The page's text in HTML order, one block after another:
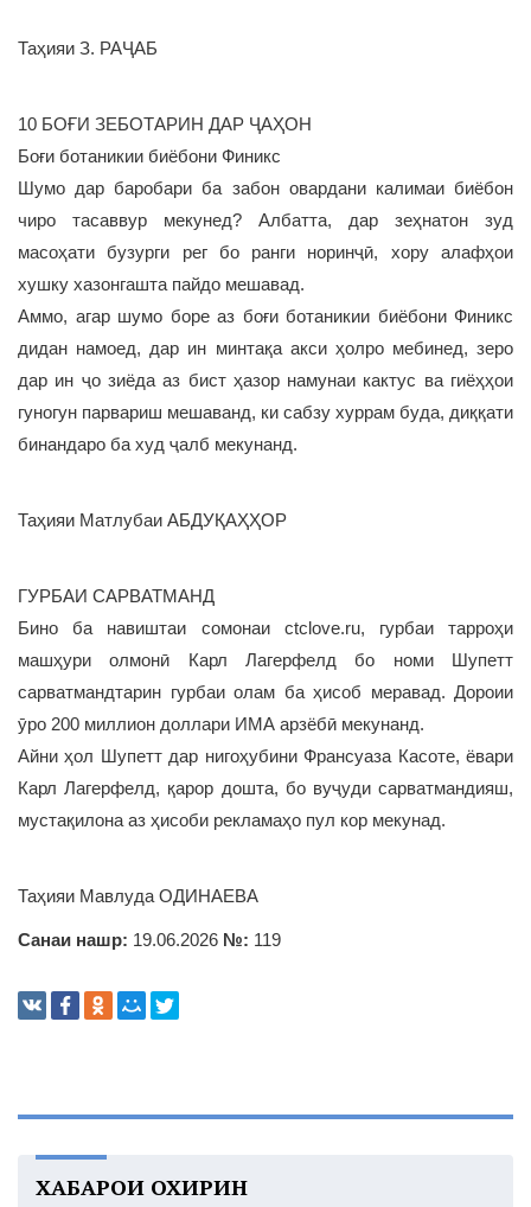
Таҳияи З. РАҶАБ
10 БОҒИ ЗЕБОТАРИН ДАР ҶАҲОН
Боғи ботаникии биёбони Финикс
Шумо дар баробари ба забон овардани калимаи биёбон
чиро тасаввур мекунед? Албатта, дар зеҳнатон зуд
масоҳати бузурги рег бо ранги норинҷӣ, хору алафҳои
хушку хазонгашта пайдо мешавад.
Аммо, агар шумо боре аз боғи ботаникии биёбони Финикс
дидан намоед, дар ин минтақа акси ҳолро мебинед, зеро
дар ин ҷо зиёда аз бист ҳазор намунаи кактус ва гиёҳҳои
гуногун парвариш мешаванд, ки сабзу хуррам буда, диққати
бинандаро ба худ ҷалб мекунанд.
Таҳияи Матлубаи АБДУҚАҲҲОР
ГУРБАИ САРВАТМАНД
Бино ба навиштаи сомонаи ctclove.ru, гурбаи тарроҳи
машҳури олмонӣ Карл Лагерфелд бо номи Шупетт
сарватмандтарин гурбаи олам ба ҳисоб меравад. Дороии
ӯро 200 миллион доллари ИМА арзёбӣ мекунанд.
Айни ҳол Шупетт дар нигоҳубини Франсуаза Касоте, ёвари
Карл Лагерфелд, қарор дошта, бо вуҷуди сарватмандияш,
мустақилона аз ҳисоби рекламаҳо пул кор мекунад.
Таҳияи Мавлуда ОДИНАЕВА
Санаи нашр: 19.06.2026 №: 119
ХАБАРҲОИ ОХИРИН